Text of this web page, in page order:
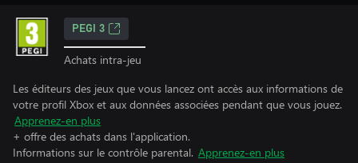
PEGI 3
Achats intra-jeu
Les éditeurs des jeux que vous lancez ont accès aux informations de
votre profil Xbox et aux données associées pendant que vous jouez.
Apprenez-en plus
+ offre des achats dans l'application.
Informations sur le contrôle parental. Apprenez-en plus